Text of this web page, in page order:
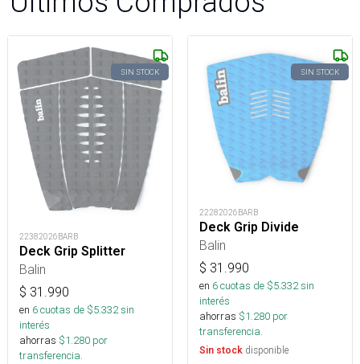
SIN STOCK
22382026BARB
Deck Grip Splitter
Balin
$ 31.990
en 6cuotas de $5.332sin
interés
ahorras $1.280 por
transferencia.
SIN STOCK
22282026BARB
Deck Grip Divide
Balin
$ 31.990
en 6cuotas de $5.332sin
interés
ahorras $1.280 por
transferencia.
Sin stock disponible